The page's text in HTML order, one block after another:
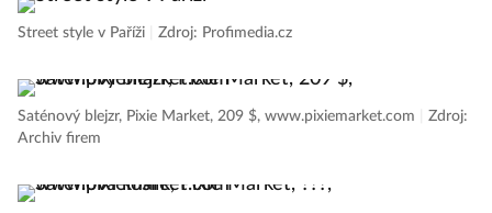
Street style v Paříži Zdroj: Profimedia.cz
Saténový blejzr, Pixie Market, 209 $, www.pixiemarket.com
Zdroj:
Archiv firem